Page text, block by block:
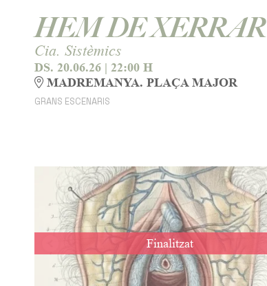
HEM DE XERRAR
Cia. Sistèmics
DS. 20.06.26 |22:00 H
MADREMANYA. PLAÇA MAJOR
GRANS ESCENARIS
Finalitzat